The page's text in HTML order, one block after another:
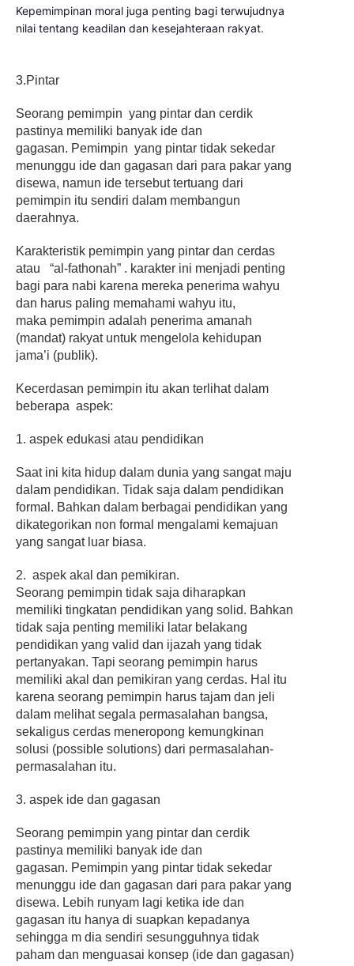
Kepemimpinan moral juga penting bagi terwujudnya
nilai tentang keadilan dan kesejahteraan rakyat.
3.Pintar
Seorang pemimpin yang pintar dan cerdik
pastinya memiliki banyak ide dan
gagasan. Pemimpin yang pintar tidak sekedar
menunggu ide dan gagasan dari para pakar yang
disewa, namun ide tersebut tertuang dari
pemimpin itu sendiri dalam membangun
daerahnya.
Karakteristik pemimpin yang pintar dan cerdas
atau “al-fathonah” . karakter ini menjadi penting
bagi para nabi karena mereka penerima wahyu
dan harus paling memahami wahyu itu,
maka pemimpin adalah penerima amanah
(mandat) rakyat untuk mengelola kehidupan
jama’i (publik).
Kecerdasan pemimpin itu akan terlihat dalam
beberapa aspek:
1. aspek edukasi atau pendidikan
Saat ini kita hidup dalam dunia yang sangat maju
dalam pendidikan. Tidak saja dalam pendidikan
formal. Bahkan dalam berbagai pendidikan yang
dikategorikan non formal mengalami kemajuan
yang sangat luar biasa.
2. aspek akal dan pemikiran.
Seorang pemimpin tidak saja diharapkan
memiliki tingkatan pendidikan yang solid. Bahkan
tidak saja penting memiliki latar belakang
pendidikan yang valid dan ijazah yang tidak
pertanyakan. Tapi seorang pemimpin harus
memiliki akal dan pemikiran yang cerdas. Hal itu
karena seorang pemimpin harus tajam dan jeli
dalam melihat segala permasalahan bangsa,
sekaligus cerdas meneropong kemungkinan
solusi (possible solutions) dari permasalahan-
permasalahan itu.
3. aspek ide dan gagasan
Seorang pemimpin yang pintar dan cerdik
pastinya memiliki banyak ide dan
gagasan. Pemimpin yang pintar tidak sekedar
menunggu ide dan gagasan dari para pakar yang
disewa. Lebih runyam lagi ketika ide dan
gagasan itu hanya di suapkan kepadanya
sehingga m dia sendiri sesungguhnya tidak
paham dan menguasai konsep (ide dan gagasan)